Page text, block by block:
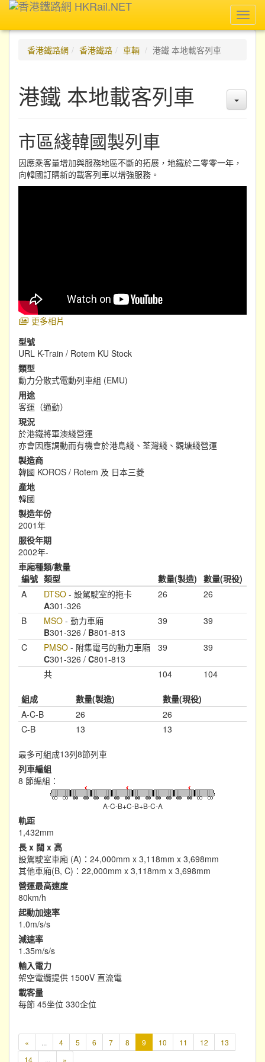
香港鐵路網
香港鐵路 車輛 港鐵 本地載客列車
港鐵 本地載客列車
市區綫韓國製列車
因應乘客量增加與服務地區不斷的拓展，地鐵於二零零一年，
向韓國訂購新的載客列車以增強服務。
更多相片
型號
URL K-Train / Rotem KU Stock
類型
動力分散式電動列車組 (EMU)
用途
客運（通勤）
現況
於港鐵將軍澳綫營運
亦會因應調動而有機會於港島綫、荃灣綫、觀塘綫營運
製造商
韓國 KOROS / Rotem 及 日本三菱
產地
韓國
製造年份
2001年
服役年期
2002年-
車廂種類/數量
編號 類型 數量(製造) 數量(現役)
A
DTSO - 設駕駛室的拖卡
A301-326
26 26
B MSO - 動力車廂
B301-326 / B801-813
39 39
C PMSO - 附集電弓的動力車廂
C301-326 / C801-813
39 39
共 104 104
組成 數量(製造)
數量(現役)
A-C-B
26
26
C-B
13 13
最多可組成13列8節列車
列車編組
8 節編組：
A-C-B+C-B+B-C-A
軌距
1,432mm
長 x 闊 x 高
設駕駛室車廂 (A)：24,000mm x 3,118mm x 3,698mm
其他車廂(B, C)：22,000mm x 3,118mm x 3,698mm
營運最高速度
80km/h
起動加速率
1.0m/s/s
減速率
1.35m/s/s
輸入電力
架空電纜提供 1500V 直流電
載客量
每節 45坐位 330企位
« ... 4 5 6 7 8 9
頁
10 11 12
13
14
... »